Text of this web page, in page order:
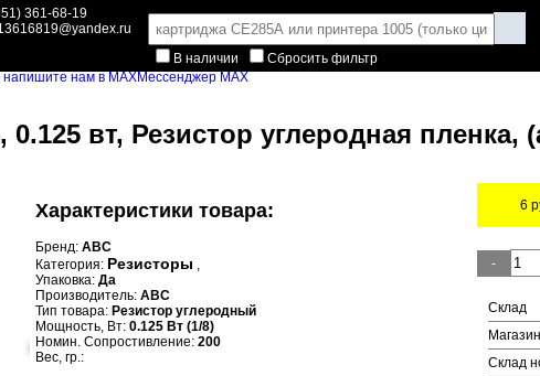
361-68-19
В наличии
Сбросить фильтр
Мессенджер MAX
0.125 вт, Резистор углеродная пленка,
Характеристики товара:
Бренд: ABC
Категория: Резисторы ,
Упаковка: Да
Производитель: ABC
Тип товара: Резистор углеродный
Мощность, Вт: 0.125 Вт (1/8)
Номин. Сопростивление: 200
Вес, гр.:
6
-
Склад
Магазин
Склад